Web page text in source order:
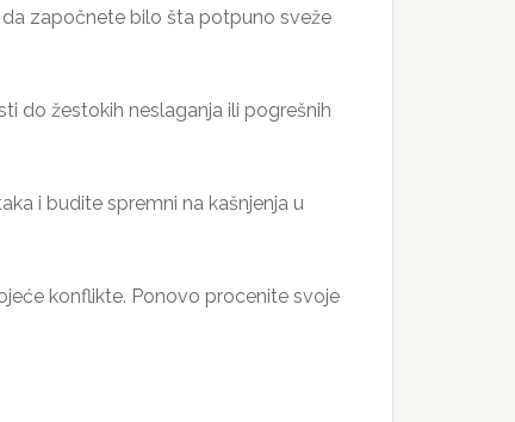
započnete bilo šta potpuno sveže
do žestokih neslaganja ili pogrešnih
i budite spremni na kašnjenja u
konflikte. Ponovo procenite svoje